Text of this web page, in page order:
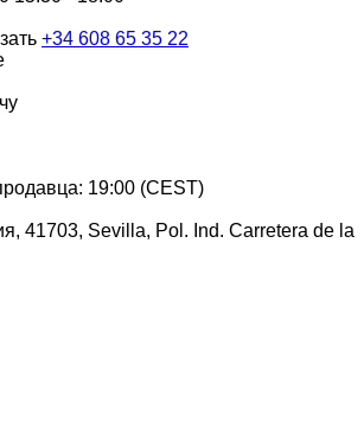
+34 608 65 35 22
19:00 (CEST)
41703, Sevilla, Pol. Ind. Carretera de la